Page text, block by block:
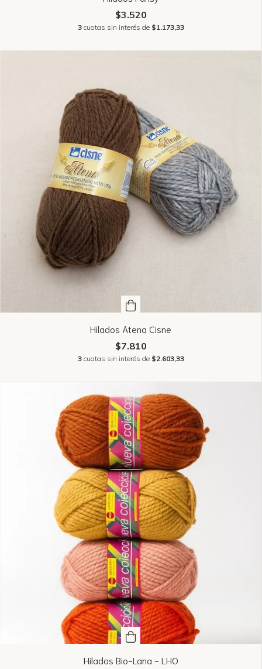
$3.520
3 cuotas sin interés de $1.173,33
Hilados Atena Cisne
$7.810
3 cuotas sin interés de $2.603,33
Hilados Bio-Lana - LHO